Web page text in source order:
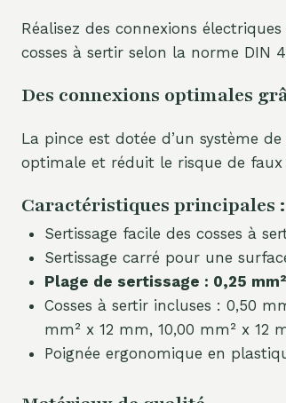
Réalisez des connexions
cosses à sertir selon la norme DIN
Des connexions optimales
La pince est dotée d’un système de
optimale et réduit le risque de faux
Caractéristiques principales :
Sertissage facile des cosses à
Sertissage carré pour une
Plage de sertissage : 0,25 mm²
Cosses à sertir incluses : 0,50
mm² x 12 mm, 10,00 mm² x 12
Poignée ergonomique en